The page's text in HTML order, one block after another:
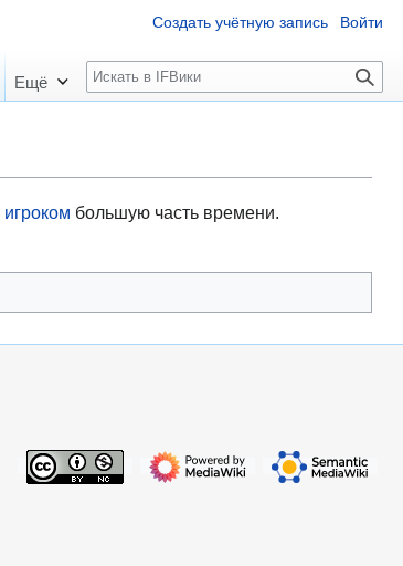
игроком большую часть времени.
Создать учётную запись Войти
Ещё
П
о
к